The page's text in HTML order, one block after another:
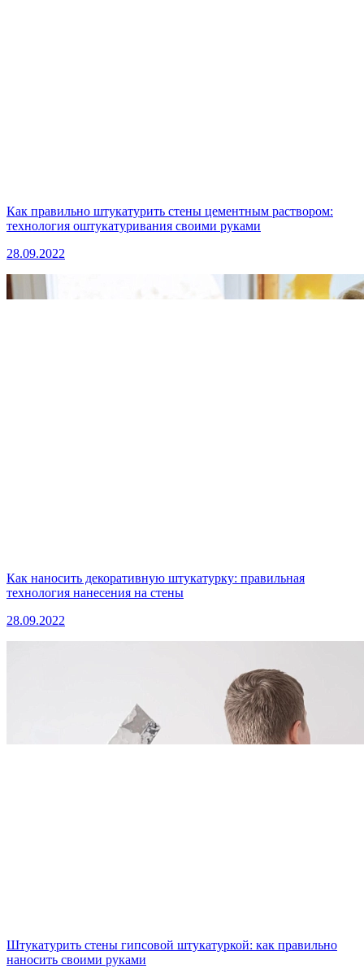
Как правильно штукатурить стены цементным раствором:
технология оштукатуривания своими руками
28.09.2022
Как наносить декоративную штукатурку: правильная
технология нанесения на стены
28.09.2022
Штукатурить стены гипсовой штукатуркой: как правильно
наносить своими руками